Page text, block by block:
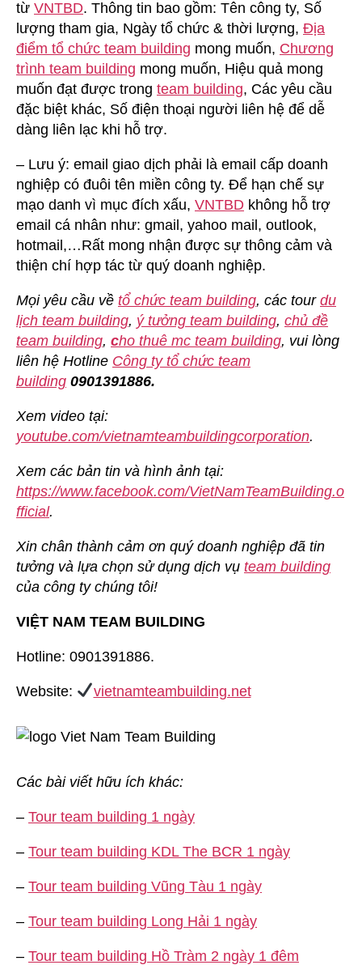
từ VNTBD. Thông tin bao gồm: Tên công ty, Số
lượng tham gia, Ngày tổ chức & thời lượng, Địa
điểm tổ chức team building mong muốn, Chương
trình team building mong muốn, Hiệu quả mong
muốn đạt được trong team building, Các yêu cầu
đặc biệt khác, Số điện thoại người liên hệ để dễ
dàng liên lạc khi hỗ trợ.
– Lưu ý: email giao dịch phải là email cấp doanh
nghiệp có đuôi tên miền công ty. Để hạn chế sự
mạo danh vì mục đích xấu, VNTBD không hỗ trợ
email cá nhân như: gmail, yahoo mail, outlook,
hotmail,…Rất mong nhận được sự thông cảm và
thiện chí hợp tác từ quý doanh nghiệp.
Mọi yêu cầu về tổ chức team building, các tour du
lịch team building, ý tưởng team building, chủ đề
team building, cho thuê mc team building, vui lòng
liên hệ Hotline Công ty tổ chức team
building 0901391886.
Xem video tại:
youtube.com/vietnamteambuildingcorporation.
Xem các bản tin và hình ảnh tại:
https://www.facebook.com/VietNamTeamBuilding.o
fficial.
Xin chân thành cảm ơn quý doanh nghiệp đã tin
tưởng và lựa chọn sử dụng dịch vụ team building
của công ty chúng tôi!
VIỆT NAM TEAM BUILDING
Hotline: 0901391886.
Website: vietnamteambuilding.net
Các bài viết hữu ích khác:
– Tour team building 1 ngày
– Tour team building KDL The BCR 1 ngày
– Tour team building Vũng Tàu 1 ngày
– Tour team building Long Hải 1 ngày
– Tour team building Hồ Tràm 2 ngày 1 đêm